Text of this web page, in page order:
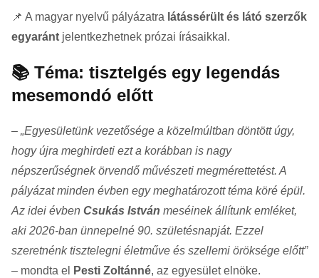
📌 A magyar nyelvű pályázatra látássérült és látó szerzők
egyaránt jelentkezhetnek prózai írásaikkal.
📚 Téma: tisztelgés egy legendás
mesemondó előtt
– „Egyesületünk vezetősége a közelmúltban döntött úgy,
hogy újra meghirdeti ezt a korábban is nagy
népszerűségnek örvendő művészeti megmérettetést. A
pályázat minden évben egy meghatározott téma köré épül.
Az idei évben Csukás István meséinek állítunk emléket,
aki 2026-ban ünnepelné 90. születésnapját. Ezzel
szeretnénk tisztelegni életműve és szellemi öröksége előtt”
– mondta el
Pesti Zoltánné, az egyesület elnöke.